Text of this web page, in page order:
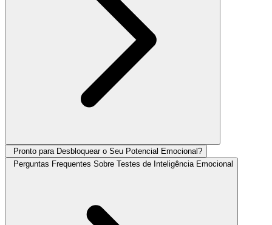
Pronto para Desbloquear o Seu Potencial Emocional?
Perguntas Frequentes Sobre Testes de Inteligência Emocional